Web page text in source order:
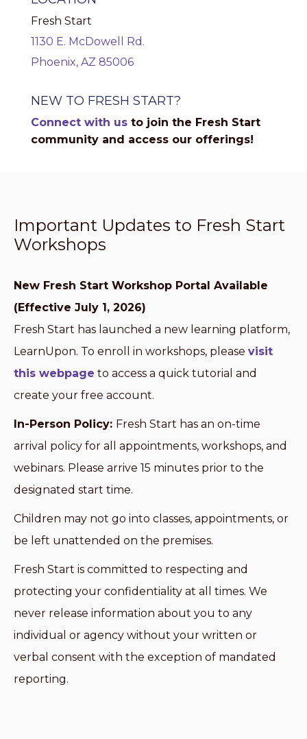
Fresh Start
1130 E. McDowell Rd.
Phoenix, AZ 85006
NEW TO FRESH START?
Connect with us to join the Fresh Start
community and access our offerings!
Important Updates to Fresh Start
Workshops
New Fresh Start Workshop Portal Available
(Effective July 1, 2026)
Fresh Start has launched a new learning platform,
LearnUpon. To enroll in workshops, please visit
this webpage to access a quick tutorial and
create your free account.
In-Person Policy: Fresh Start has an on-time
arrival policy for all appointments, workshops, and
webinars. Please arrive 15 minutes prior to the
designated start time.
Children may not go into classes, appointments, or
be left unattended on the premises.
Fresh Start is committed to respecting and
protecting your confidentiality at all times. We
never release information about you to any
individual or agency without your written or
verbal consent with the exception of mandated
reporting.